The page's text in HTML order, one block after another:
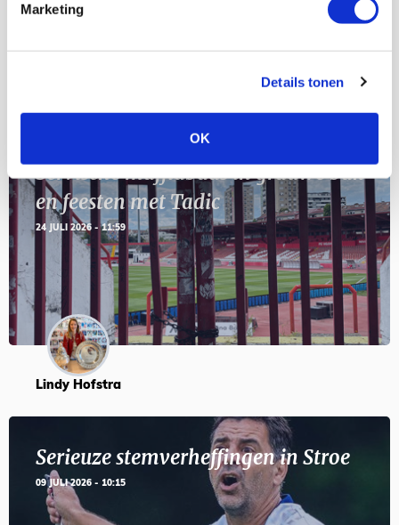
Marketing
Details tonen
OK
SEP
Servische maffiabaas in grauwe bak
en feesten met Tadic
24 JULI 2026 - 11:59
Lindy Hofstra
Serieuze stemverheffingen in Stroe
09 JULI 2026 - 10:15